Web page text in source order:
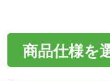
商品仕様を